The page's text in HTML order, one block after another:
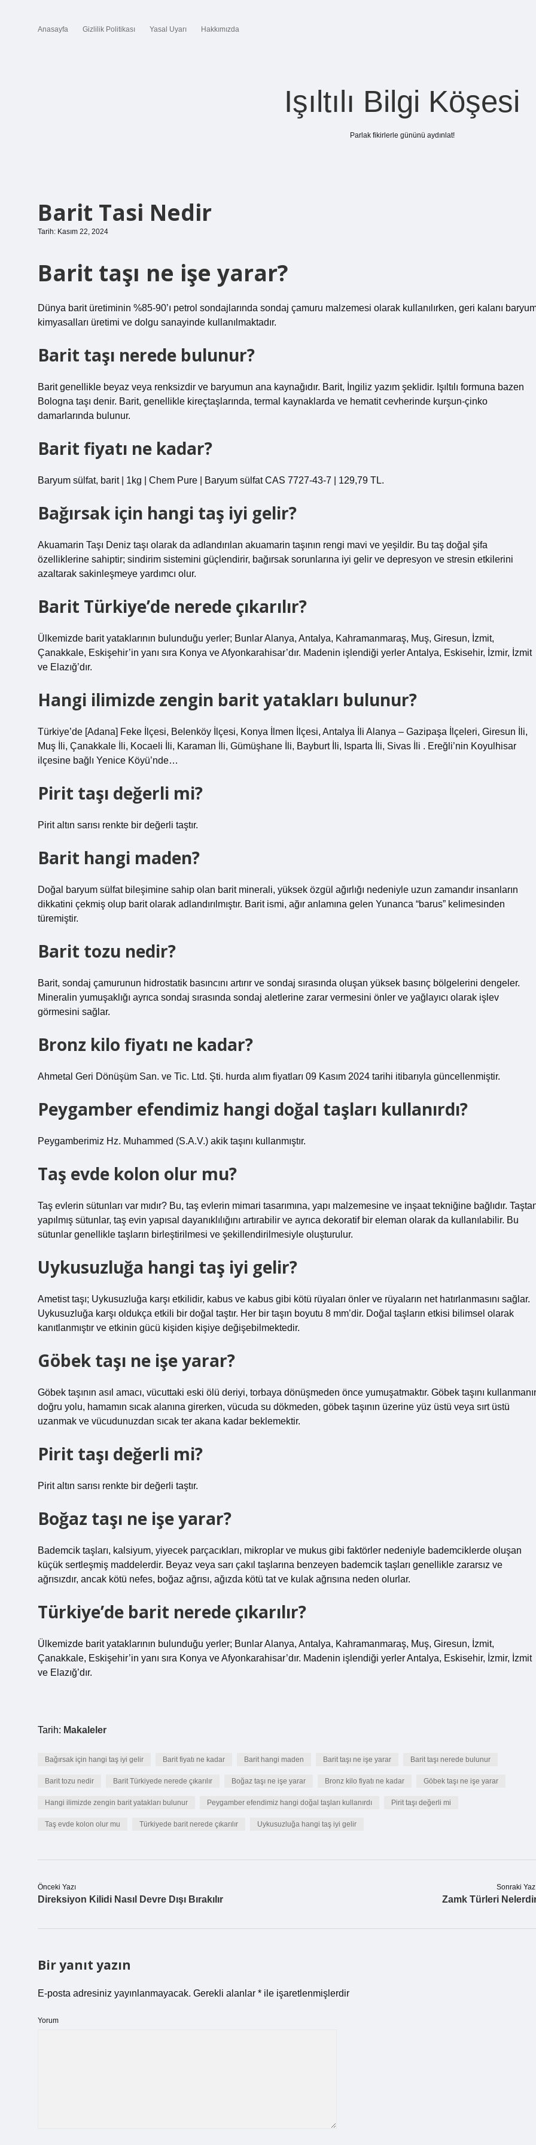
Anasayfa Gizlilik Politikası Yasal Uyarı Hakkımızda
Işıltılı Bilgi Köşesi
Parlak fikirlerle gününü aydınlat!
Barit Tasi Nedir
Tarih: Kasım 22, 2024
Barit taşı ne işe yarar?
Dünya barit üretiminin %85-90’ı petrol sondajlarında sondaj çamuru malzemesi olarak kullanılırken, geri kalanı
kimyasalları üretimi ve dolgu sanayinde kullanılmaktadır.
Barit taşı nerede bulunur?
Barit genellikle beyaz veya renksizdir ve baryumun ana kaynağıdır. Barit, İngiliz yazım şeklidir. Işıltılı formuna bazen
Bologna taşı denir. Barit, genellikle kireçtaşlarında, termal kaynaklarda ve hematit cevherinde kurşun-çinko
damarlarında bulunur.
Barit fiyatı ne kadar?
Baryum sülfat, barit | 1kg | Chem Pure | Baryum sülfat CAS 7727-43-7 | 129,79 TL.
Bağırsak için hangi taş iyi gelir?
Akuamarin Taşı Deniz taşı olarak da adlandırılan akuamarin taşının rengi mavi ve yeşildir. Bu taş doğal şifa
özelliklerine sahiptir; sindirim sistemini güçlendirir, bağırsak sorunlarına iyi gelir ve depresyon ve stresin etkilerini
azaltarak sakinleşmeye yardımcı olur.
Barit Türkiye’de nerede çıkarılır?
Ülkemizde barit yataklarının bulunduğu yerler; Bunlar Alanya, Antalya, Kahramanmaraş, Muş, Giresun, İzmit,
Çanakkale, Eskişehir’in yanı sıra Konya ve Afyonkarahisar’dır. Madenin işlendiği yerler Antalya, Eskisehir, İzmir, İzmit
ve Elazığ’dır.
Hangi ilimizde zengin barit yatakları bulunur?
Türkiye’de [Adana] Feke İlçesi, Belenköy İlçesi, Konya İlmen İlçesi, Antalya İli Alanya – Gazipaşa İlçeleri, Giresun İli,
Muş İli, Çanakkale İli, Kocaeli İli, Karaman İli, Gümüşhane İli, Bayburt İli, Isparta İli, Sivas İli . Ereğli’nin Koyulhisar
ilçesine bağlı Yenice Köyü’nde…
Pirit taşı değerli mi?
Pirit altın sarısı renkte bir değerli taştır.
Barit hangi maden?
Doğal baryum sülfat bileşimine sahip olan barit minerali, yüksek özgül ağırlığı nedeniyle uzun zamandır insanların
dikkatini çekmiş olup barit olarak adlandırılmıştır. Barit ismi, ağır anlamına gelen Yunanca “barus” kelimesinden
türemiştir.
Barit tozu nedir?
Barit, sondaj çamurunun hidrostatik basıncını artırır ve sondaj sırasında oluşan yüksek basınç bölgelerini dengeler.
Mineralin yumuşaklığı ayrıca sondaj sırasında sondaj aletlerine zarar vermesini önler ve yağlayıcı olarak işlev
görmesini sağlar.
Bronz kilo fiyatı ne kadar?
Ahmetal Geri Dönüşüm San. ve Tic. Ltd. Şti. hurda alım fiyatları 09 Kasım 2024 tarihi itibarıyla güncellenmiştir.
Peygamber efendimiz hangi doğal taşları kullanırdı?
Peygamberimiz Hz. Muhammed (S.A.V.) akik taşını kullanmıştır.
Taş evde kolon olur mu?
Taş evlerin sütunları var mıdır? Bu, taş evlerin mimari tasarımına, yapı malzemesine ve inşaat tekniğine bağlıdır.
yapılmış sütunlar, taş evin yapısal dayanıklılığını artırabilir ve ayrıca dekoratif bir eleman olarak da kullanılabilir. Bu
sütunlar genellikle taşların birleştirilmesi ve şekillendirilmesiyle oluşturulur.
Uykusuzluğa hangi taş iyi gelir?
Ametist taşı; Uykusuzluğa karşı etkilidir, kabus ve kabus gibi kötü rüyaları önler ve rüyaların net hatırlanmasını sağlar.
Uykusuzluğa karşı oldukça etkili bir doğal taştır. Her bir taşın boyutu 8 mm’dir. Doğal taşların etkisi bilimsel olarak
kanıtlanmıştır ve etkinin gücü kişiden kişiye değişebilmektedir.
Göbek taşı ne işe yarar?
Göbek taşının asıl amacı, vücuttaki eski ölü deriyi, torbaya dönüşmeden önce yumuşatmaktır. Göbek taşını
doğru yolu, hamamın sıcak alanına girerken, vücuda su dökmeden, göbek taşının üzerine yüz üstü veya sırt üstü
uzanmak ve vücudunuzdan sıcak ter akana kadar beklemektir.
Pirit taşı değerli mi?
Pirit altın sarısı renkte bir değerli taştır.
Boğaz taşı ne işe yarar?
Bademcik taşları, kalsiyum, yiyecek parçacıkları, mikroplar ve mukus gibi faktörler nedeniyle bademciklerde oluşan
küçük sertleşmiş maddelerdir. Beyaz veya sarı çakıl taşlarına benzeyen bademcik taşları genellikle zararsız ve
ağrısızdır, ancak kötü nefes, boğaz ağrısı, ağızda kötü tat ve kulak ağrısına neden olurlar.
Türkiye’de barit nerede çıkarılır?
Ülkemizde barit yataklarının bulunduğu yerler; Bunlar Alanya, Antalya, Kahramanmaraş, Muş, Giresun, İzmit,
Çanakkale, Eskişehir’in yanı sıra Konya ve Afyonkarahisar’dır. Madenin işlendiği yerler Antalya, Eskisehir, İzmir, İzmit
ve Elazığ’dır.
Tarih: Makaleler
Bağırsak için hangi taş iyi gelir Barit fiyatı ne kadar Barit hangi maden Barit taşı ne işe yarar Barit taşı nerede bulunur
Barit tozu nedir Barit Türkiyede nerede çıkarılır Boğaz taşı ne işe yarar Bronz kilo fiyatı ne kadar Göbek taşı ne işe yarar
Hangi ilimizde zengin barit yatakları bulunur Peygamber efendimiz hangi doğal taşları kullanırdı Pirit taşı değerli mi
Taş evde kolon olur mu Türkiyede barit nerede çıkarılır Uykusuzluğa hangi taş iyi gelir
Önceki Yazı
Direksiyon Kilidi Nasıl Devre Dışı Bırakılır
Sonraki
Zamk Türleri
Bir yanıt yazın
E-posta adresiniz yayınlanmayacak. Gerekli alanlar * ile işaretlenmişlerdir
Yorum